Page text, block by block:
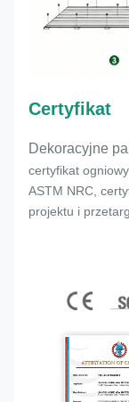
Certyfikat
Dekoracyjne
certyfikat
ASTM NRC,
projektu i